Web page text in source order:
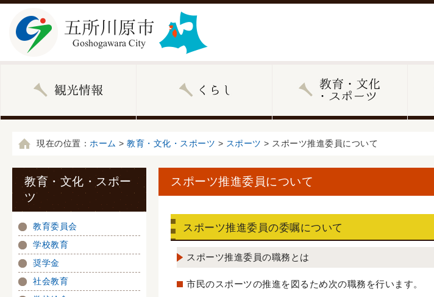
現在の位置： ホーム > 教育・文化・スポーツ > スポーツ > スポーツ推進委員について
スポーツ推進委員について
スポーツ推進委員の委嘱について
スポーツ推進委員の職務とは
市民のスポーツの推進を図るため次の職務を行います。
教育・文化・スポー
ツ
教育委員会
学校教育
奨学金
社会教育